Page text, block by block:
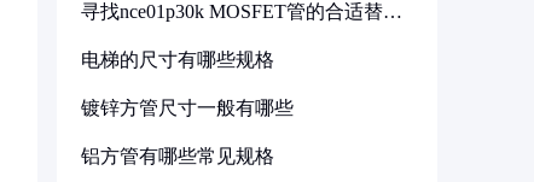
寻找nce01p30k MOSFET管的合适替代
电梯的尺寸有哪些规格
镀锌方管尺寸一般有哪些
铝方管有哪些常见规格